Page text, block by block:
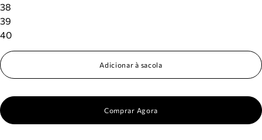
38
39
40
Adicionar à sacola
Comprar Agora